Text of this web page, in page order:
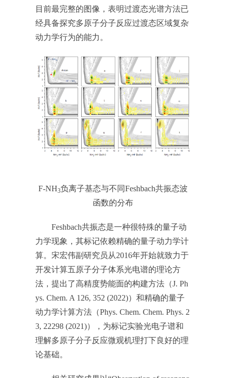
目前最完整的图像，表明过渡态光谱方法已
经具备探究多原子分子反应过渡态区域复杂
动力学行为的能力。
F-NH3负离子基态与不同Feshbach共振态波
函数的分布
Feshbach共振态是一种很特殊的量子动
力学现象，其标记依赖精确的量子动力学计
算。宋宏伟副研究员从2016年开始就致力于
开发计算五原子分子体系光电谱的理论方
法，提出了高精度势能面的构建方法（J. Ph
ys. Chem. A 126, 352 (2022)）和精确的量子
动力学计算方法（Phys. Chem. Chem. Phys. 2
3, 22298 (2021)），为标记实验光电子谱和
理解多原子分子反应微观机理打下良好的理
论基础。